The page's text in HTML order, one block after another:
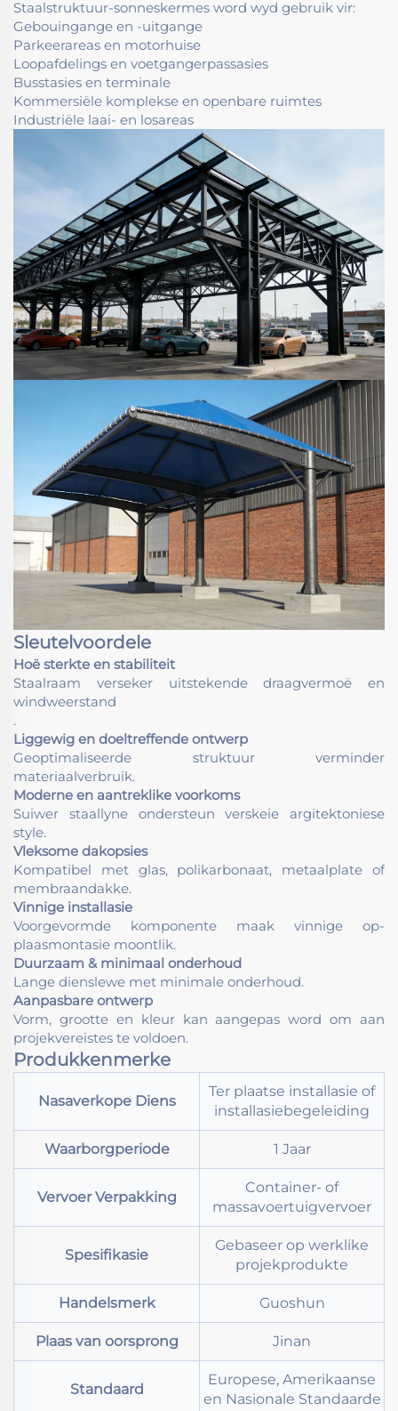
Staalstruktuur-sonneskermes word wyd gebruik vir:
Gebouingange en -uitgange
Parkeerareas en motorhuise
Loopafdelings en voetgangerpassasies
Busstasies en terminale
Kommersiële komplekse en openbare ruimtes
Industriële laai- en losareas
Sleutelvoordele
Hoë sterkte en stabiliteit
Staalraam verseker uitstekende draagvermoë en
windweerstand
.
Liggewig en doeltreffende ontwerp
Geoptimaliseerde struktuur verminder
materiaalverbruik.
Moderne en aantreklike voorkoms
Suiwer staallyne ondersteun verskeie argitektoniese
style.
Vleksome dakopsies
Kompatibel met glas, polikarbonaat, metaalplate of
membraandakke.
Vinnige installasie
Voorgevormde komponente maak vinnige op-
plaasmontasie moontlik.
Duurzaam & minimaal onderhoud
Lange dienslewe met minimale onderhoud.
Aanpasbare ontwerp
Vorm, grootte en kleur kan aangepas word om aan
projekvereistes te voldoen.
Produkkenmerke
Nasaverkope Diens
Ter plaatse installasie of
installasiebegeleiding
Waarborgperiode 1 Jaar
Vervoer Verpakking
Container- of
massavoertuigvervoer
Spesifikasie
Gebaseer op werklike
projekprodukte
Handelsmerk Guoshun
Plaas van oorsprong Jinan
Standaard
Europese, Amerikaanse
en Nasionale Standaarde